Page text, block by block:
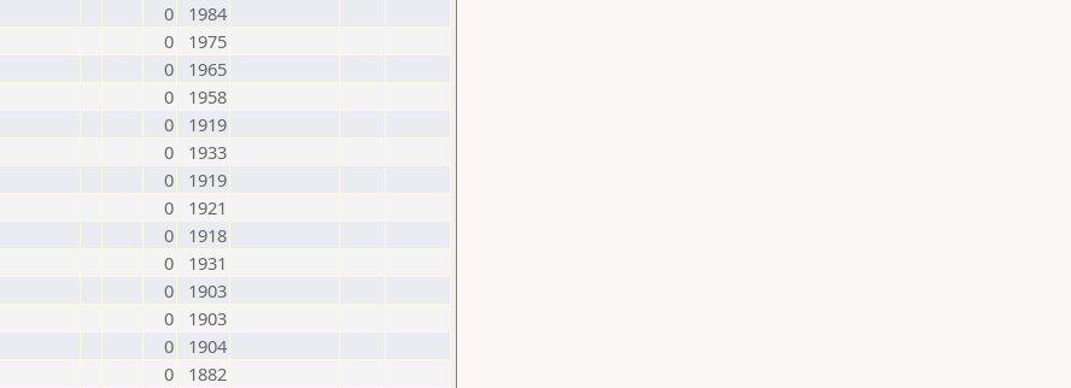
0
1984
0
1975
0
1965
0
1958
0
1919
0
1933
0
1919
0
1921
0
1918
0
1931
0
1903
0
1903
0
1904
0
1882